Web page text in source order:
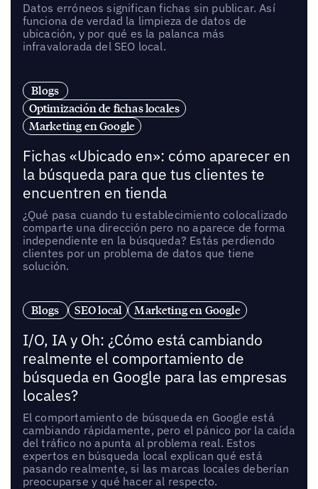
Datos erróneos significan fichas sin publicar. Así
funciona de verdad la limpieza de datos de
ubicación, y por qué es la palanca más
infravalorada del SEO local.
Blogs
Optimización de fichas locales
Marketing en Google
Fichas «Ubicado en»: cómo aparecer en
la búsqueda para que tus clientes te
encuentren en tienda
¿Qué pasa cuando tu establecimiento colocalizado
comparte una dirección pero no aparece de forma
independiente en la búsqueda? Estás perdiendo
clientes por un problema de datos que tiene
solución.
Blogs SEO local Marketing en Google
I/O, IA y Oh: ¿Cómo está cambiando
realmente el comportamiento de
búsqueda en Google para las empresas
locales?
El comportamiento de búsqueda en Google está
cambiando rápidamente, pero el pánico por la caída
del tráfico no apunta al problema real. Estos
expertos en búsqueda local explican qué está
pasando realmente, si las marcas locales deberían
preocuparse y qué hacer al respecto.